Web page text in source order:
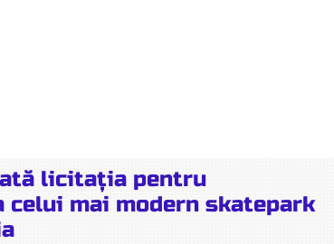
licitația pentru
celui mai modern skatepark